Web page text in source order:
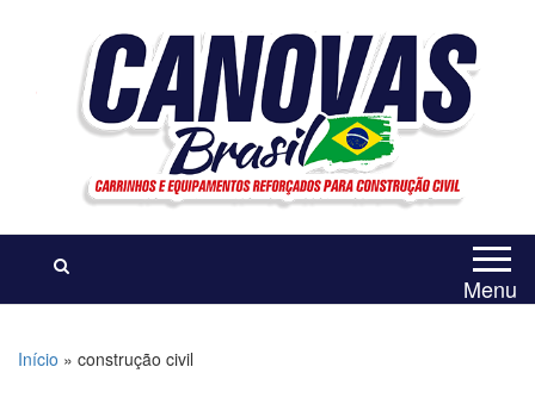
Canovas Brasil Carrinhos e Equipamentos
Reforçados para Construção
Menu
Início » construção civil